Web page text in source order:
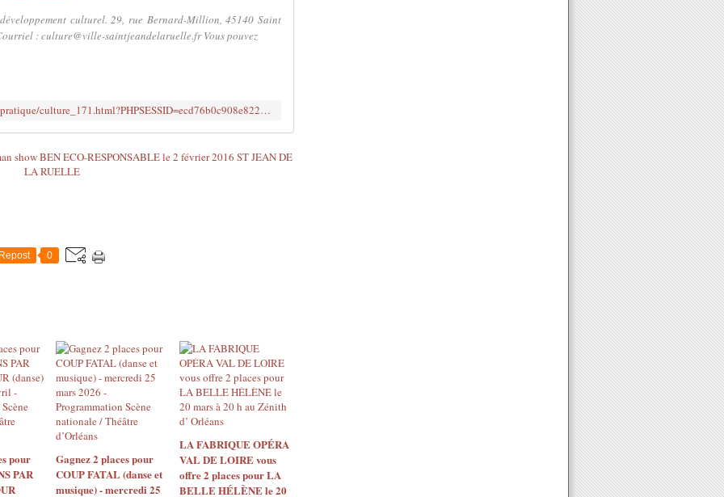
culturel. 29, rue Bernard-Million, 45140 Saint
: culture@ville-saintjeandelaruelle.fr Vous pouvez
http://www.ville-saintjeandelaruelle.fr/pratique/culture_171.html?PHPSESSID=ecd76b0c908e822391e83ce76927297a
0
pour
PAR
Gagnez 2 places pour
COUP FATAL (danse et
musique) - mercredi 25
LA FABRIQUE OPÉRA
VAL DE LOIRE vous
offre 2 places pour LA
BELLE HÉLÈNE le 20